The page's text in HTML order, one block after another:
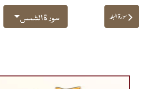
سورۃ البلد سورۃ الشمس